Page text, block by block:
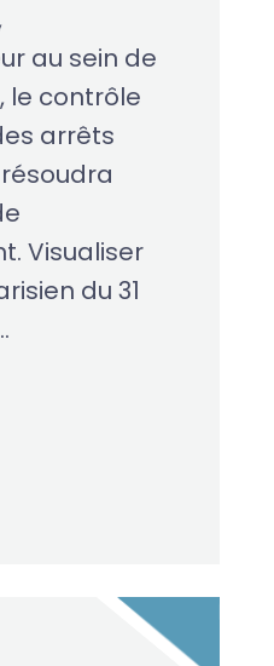
au sein de
le contrôle
arrêts
Visualiser
du 31